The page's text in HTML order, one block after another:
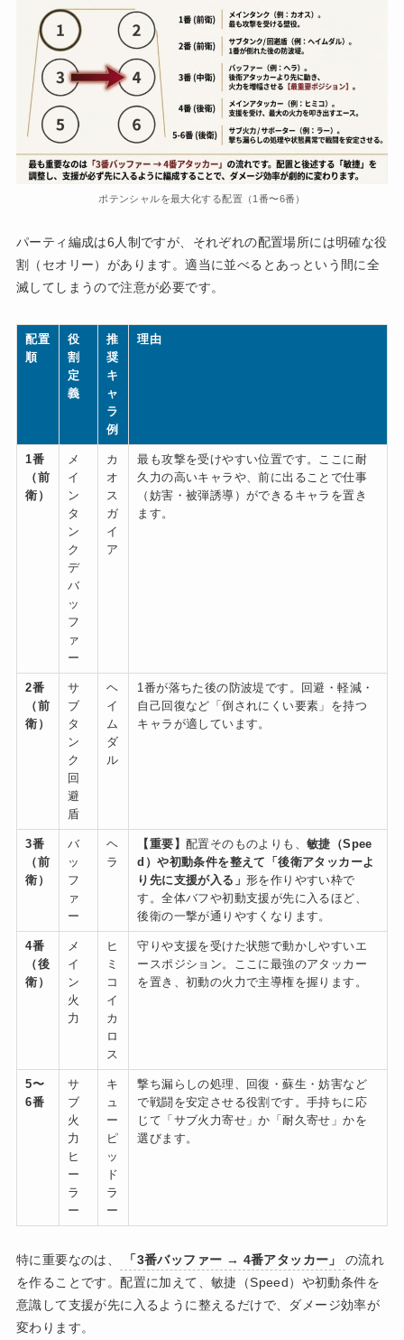
ポテンシャルを最大化する配置（1番〜6番）
パーティ編成は6人制ですが、それぞれの配置場所には明確な役
割（セオリー）があります。適当に並べるとあっという間に全
滅してしまうので注意が必要です。
配置
順
役
割
定
義
推
奨
キ
ャ
ラ
例
理由
1番
（前
衛）
メ
イ
ン
タ
ン
ク
デ
バ
ッ
フ
ァ
ー
カ
オ
ス
ガ
イ
ア
最も攻撃を受けやすい位置です。ここに耐
久力の高いキャラや、前に出ることで仕事
（妨害・被弾誘導）ができるキャラを置き
ます。
2番
（前
衛）
サ
ブ
タ
ン
ク
回
避
盾
ヘ
イ
ム
ダ
ル
1番が落ちた後の防波堤です。回避・軽減・
自己回復など「倒されにくい要素」を持つ
キャラが適しています。
3番
（前
衛）
バ
ッ
フ
ァ
ー
ヘ
ラ
【重要】 配置そのものよりも、敏捷（Spee
d）や初動条件を整えて「後衛アタッカーよ
り先に支援が入る」 形を作りやすい枠で
す。全体バフや初動支援が先に入るほど、
後衛の一撃が通りやすくなります。
4番
（後
衛）
メ
イ
ン
火
力
ヒ
ミ
コ
イ
カ
ロ
ス
守りや支援を受けた状態で動かしやすいエ
ースポジション。ここに最強のアタッカー
を置き、初動の火力で主導権を握ります。
5〜
6番
サ
ブ
火
力
ヒ
ー
ラ
ー
キ
ュ
ー
ピ
ッ
ド
ラ
ー
撃ち漏らしの処理、回復・蘇生・妨害など
で戦闘を安定させる役割です。手持ちに応
じて「サブ火力寄せ」か「耐久寄せ」かを
選びます。
特に重要なのは、 「3番バッファー → 4番アタッカー」
の流れ
を作ることです。配置に加えて、敏捷（Speed）や初動条件を
意識して支援が先に入るように整えるだけで、ダメージ効率が
変わります。